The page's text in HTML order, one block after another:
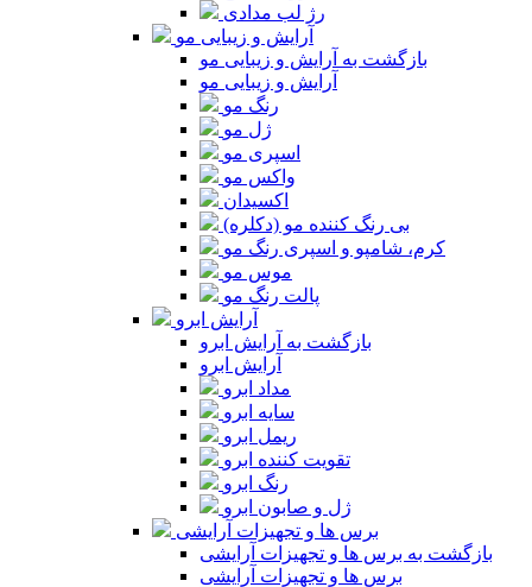
رژ لب مدادی
آرایش و زیبایی مو
بازگشت به آرایش و زیبایی مو
آرایش و زیبایی مو
رنگ مو
ژل مو
اسپری مو
واکس مو
اکسیدان
بی رنگ کننده مو (دکلره)
کرم، شامپو و اسپری رنگ مو
موس مو
پالت رنگ مو
آرایش ابرو
بازگشت به آرایش ابرو
آرایش ابرو
مداد ابرو
سایه ابرو
ریمل ابرو
تقویت کننده ابرو
رنگ ابرو
ژل و صابون ابرو
برس ها و تجهیزات آرایشی
بازگشت به برس ها و تجهیزات آرایشی
برس ها و تجهیزات آرایشی